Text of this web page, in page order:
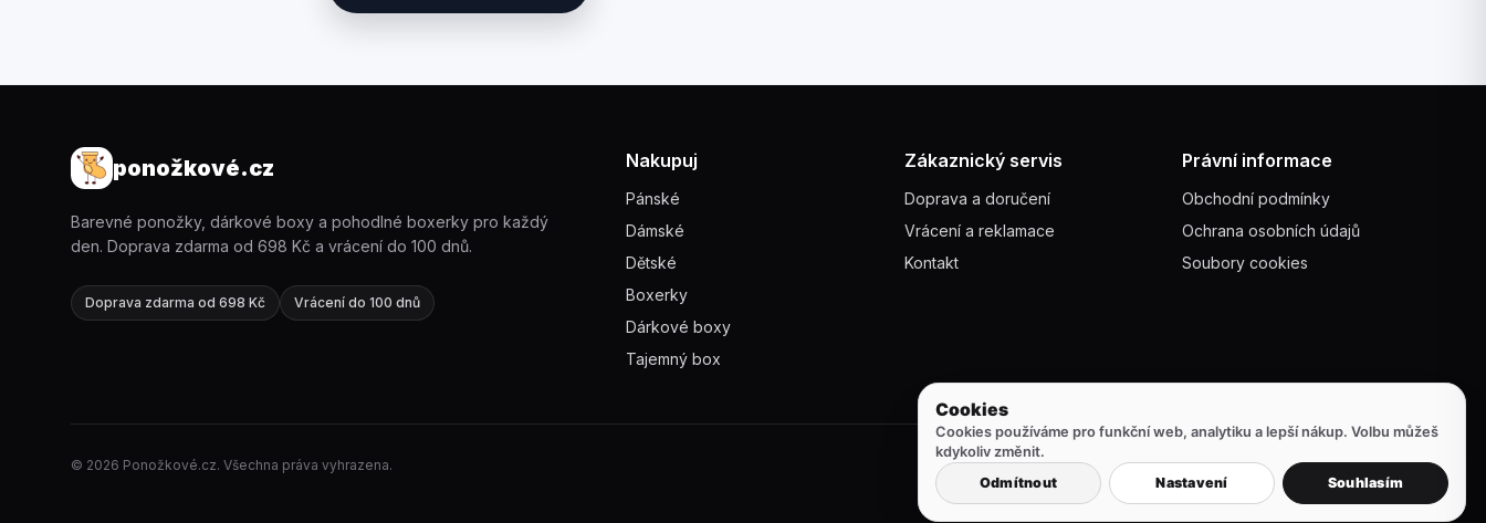
ponožkové.cz
Barevné ponožky, dárkové boxy a pohodlné boxerky pro každý
den. Doprava zdarma od 698 Kč a vrácení do 100 dnů.
Doprava zdarma od 698 Kč Vrácení do 100 dnů
Nakupuj
Pánské
Dámské
Dětské
Boxerky
Dárkové boxy
Tajemný box
Zákaznický servis
Doprava a doručení
Vrácení a reklamace
Kontakt
Právní informace
Obchodní podmínky
Ochrana osobních údajů
Soubory cookies
© 2026 Ponožkové.cz. Všechna práva vyhrazena. Platby: Visa Dobírka Apple Pay Bankovní převod
Cookies používáme pro funkční web, analytiku a lepší nákup. Volbu můžeš
kdykoliv změnit.
Souhlasím
Odmítnout Nastavení